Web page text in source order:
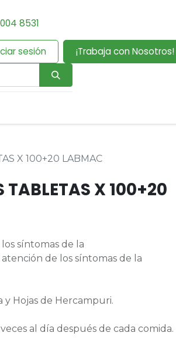
8531
sesión ¡Trabaja con Nosotros!
X 100+20 LABMAC
TABLETAS X 100+20
síntomas de la
de los síntomas de la
y Hojas de Hercampuri.
al día después de cada comida.